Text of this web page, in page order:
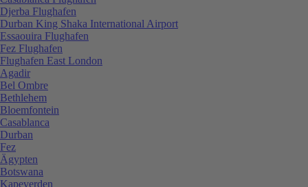
Djerba Flughafen
Durban King Shaka International Airport
Essaouira Flughafen
Fez Flughafen
Flughafen East London
Agadir
Bel Ombre
Bethlehem
Bloemfontein
Casablanca
Durban
Fez
Ägypten
Botswana
Kapeverden